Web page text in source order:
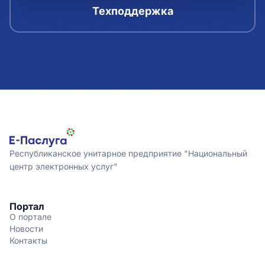
Техподдержка
Республиканское унитарное предприятие "Национальный
центр электронных услуг"
Портал
О портале
Новости
Контакты